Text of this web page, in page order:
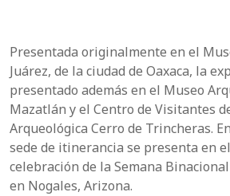
Presentada originalmente en el
Juárez, de la ciudad de Oaxaca, la
presentado además en el Museo
Mazatlán y el Centro de Visitantes
Arqueológica Cerro de Trincheras.
sede de itinerancia se presenta en
celebración de la Semana
en Nogales, Arizona.